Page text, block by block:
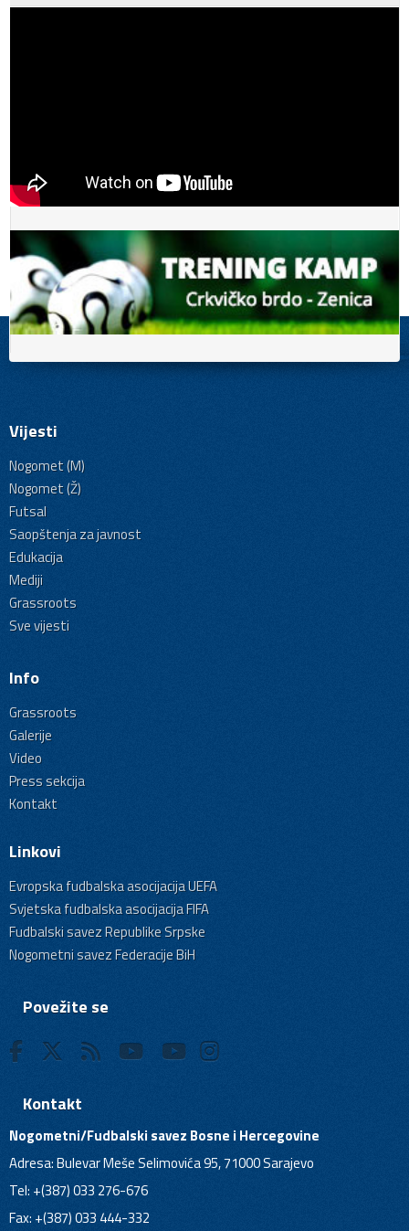
Vijesti
Nogomet (M)
Nogomet (Ž)
Futsal
Saopštenja za javnost
Edukacija
Mediji
Grassroots
Sve vijesti
Info
Grassroots
Galerije
Video
Press sekcija
Kontakt
Linkovi
Evropska fudbalska asocijacija UEFA
Svjetska fudbalska asocijacija FIFA
Fudbalski savez Republike Srpske
Nogometni savez Federacije BiH
Povežite se
Kontakt
Nogometni/Fudbalski savez Bosne i Hercegovine
Adresa: Bulevar Meše Selimovića 95, 71000 Sarajevo
Tel: +(387) 033 276-676
Fax: +(387) 033 444-332